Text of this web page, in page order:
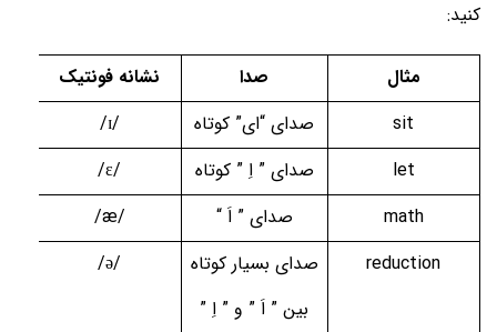
کنید:
مثال صدا
نشانه فونتیک
sit
صدای “ای” کوتاه /
ɪ
/
let
صدای ” اِ ” کوتاه
/ɛ/
math
صدای ” اَ “
/æ/
reduction
صدای بسیار کوتاه
بین ” اَ ” و ” اِ ”
/ə/